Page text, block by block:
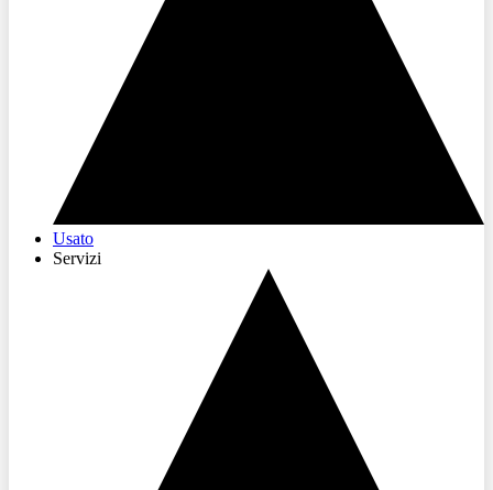
Usato
Servizi